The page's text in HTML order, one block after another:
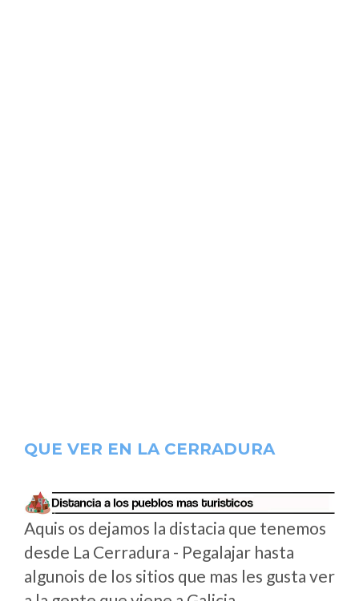
QUE VER EN LA CERRADURA
Aquis os dejamos la distacia que tenemos
desde La Cerradura - Pegalajar hasta
algunois de los sitios que mas les gusta ver